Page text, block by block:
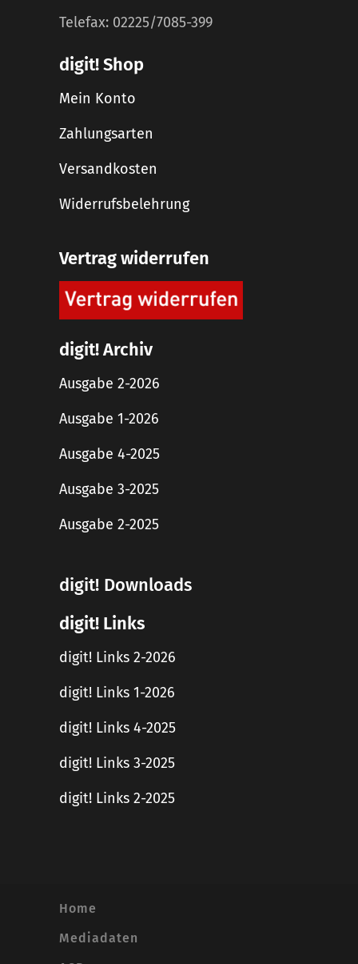
Telefax: 02225/7085-399
digit! Shop
Mein Konto
Zahlungsarten
Versandkosten
Widerrufsbelehrung
Vertrag widerrufen
digit! Archiv
Ausgabe 2-2026
Ausgabe 1-2026
Ausgabe 4-2025
Ausgabe 3-2025
Ausgabe 2-2025
digit! Downloads
digit! Links
digit! Links 2-2026
digit! Links 1-2026
digit! Links 4-2025
digit! Links 3-2025
digit! Links 2-2025
Home
Mediadaten